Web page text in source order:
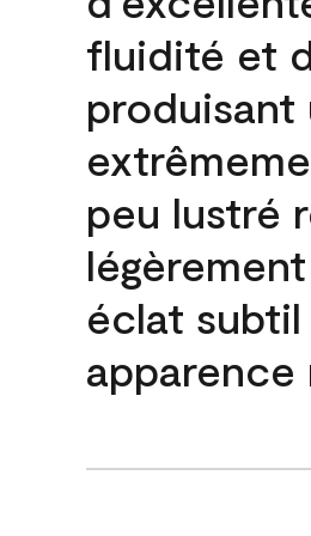
fluidité et
peu lustré
éclat
apparence